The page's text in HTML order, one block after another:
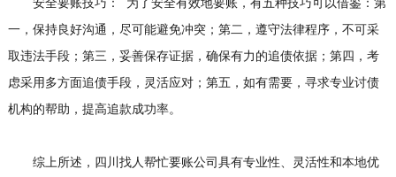
安全要账技巧： 为了安全有效地要账，有五种技巧可以借鉴：第
一，保持良好沟通，尽可能避免冲突；第二，遵守法律程序，不可采
取违法手段；第三，妥善保存证据，确保有力的追债依据；第四，考
虑采用多方面追债手段，灵活应对；第五，如有需要，寻求专业讨债
机构的帮助，提高追款成功率。
综上所述，四川找人帮忙要账公司具有专业性、灵活性和本地优